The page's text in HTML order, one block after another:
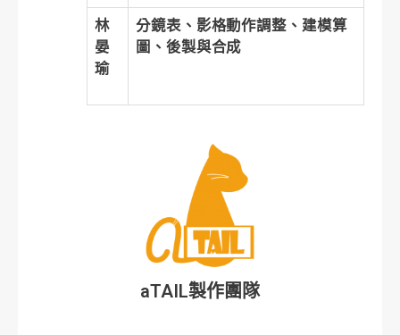
林
晏
瑜
分鏡表、影格動作調整、建模算
圖、後製與合成
aTAIL製作團隊